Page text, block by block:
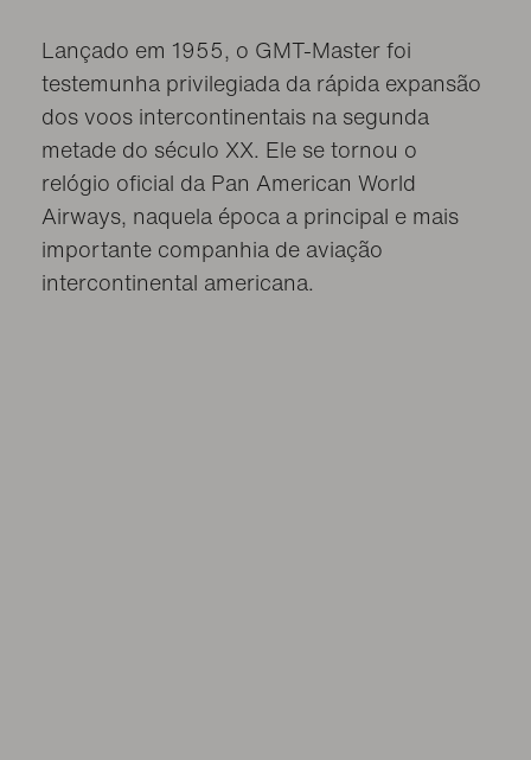
Lançado em 1955, o GMT-Master foi
testemunha privilegiada da rápida expansão
dos voos intercontinentais na segunda
metade do século XX. Ele se tornou o
relógio oficial da Pan American World
Airways, naquela época a principal e mais
importante companhia de aviação
intercontinental americana.